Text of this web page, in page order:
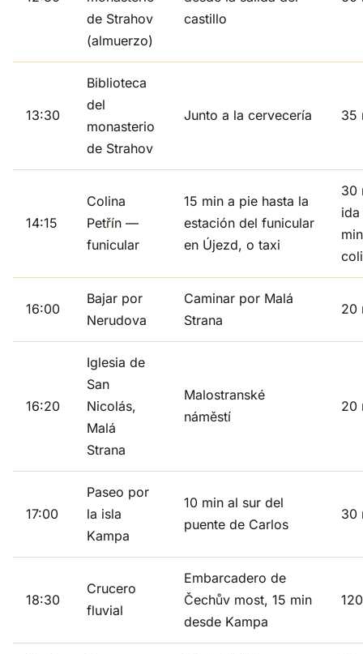
de Strahov
(almuerzo)
castillo
13:30
Biblioteca
del
monasterio
de Strahov
Junto a la cervecería 35
14:15
Colina
Petřín —
funicular
15 min a pie hasta la
estación del funicular
en Újezd, o taxi
30
16:00
Bajar por
Nerudova
Caminar por Malá
Strana
20
16:20
Iglesia de
San
Nicolás,
Malá
Strana
Malostranské
náměstí
20
17:00
Paseo por
la isla
Kampa
10 min al sur del
puente de Carlos
30
18:30
Crucero
fluvial
Embarcadero de
Čechův most, 15 min
desde Kampa